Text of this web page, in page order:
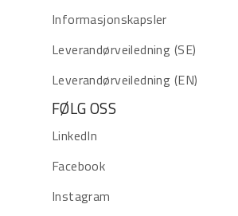
Informasjonskapsler
Leverandørveiledning (SE)
Leverandørveiledning (EN)
FØLG OSS
LinkedIn
Facebook
Instagram